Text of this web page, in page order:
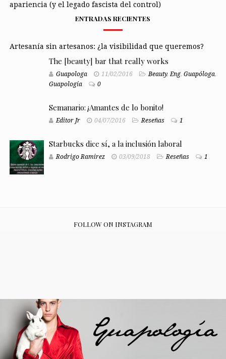
apariencia (y el legado fascista del control)
ENTRADAS RECIENTES
Artesanía sin artesanos: ¿la visibilidad que queremos?
The [beauty] bar that really works
Guapologa 11/02/2016 Beauty,Eng, Guapóloga,
Guapología
0
Semanario: ¡Amantes de lo bonito!
Editor Jr 04/07/2016 Reseñas 1
Starbucks dice sí, a la inclusión laboral
Rodrigo Ramirez 03/09/2018 Reseñas 1
FOLLOW ON INSTAGRAM